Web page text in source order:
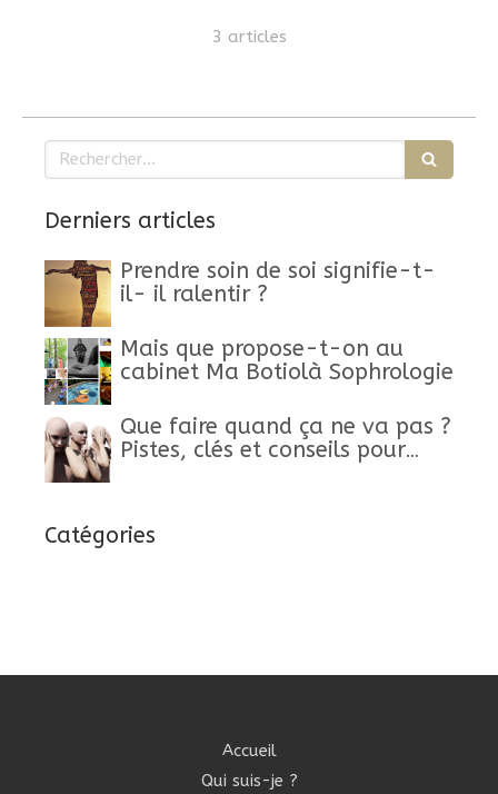
3 articles
Rechercher
Derniers articles
Prendre soin de soi signifie-t-
il- il ralentir ?
Mais que propose-t-on au
cabinet Ma Botiolà Sophrologie
Que faire quand ça ne va pas ?
Pistes, clés et conseils pour
Catégories
Accueil
Qui suis-je ?